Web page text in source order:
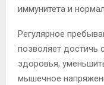
иммунитета и
Регулярное
позволяет достичь
здоровья,
мышечное